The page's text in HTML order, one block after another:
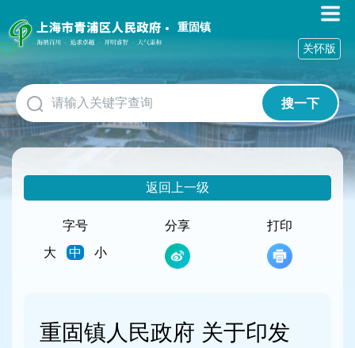
障
碍
作
说
明
跳
到
网
重固镇
搜一下
关怀版
返回上一级
字号
大
中 小
分享 打印
重固镇人民政府 关于印发